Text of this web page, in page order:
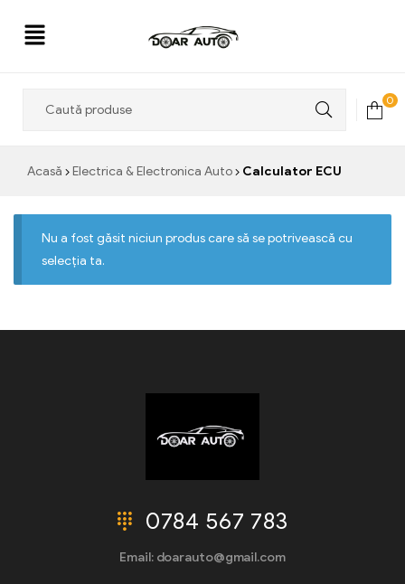
0
Acasă Electrica & Electronica Auto Calculator ECU
Nu a fost găsit niciun produs care să se potrivească cu
selecția ta.
0784 567 783
Email: doarauto@gmail.com